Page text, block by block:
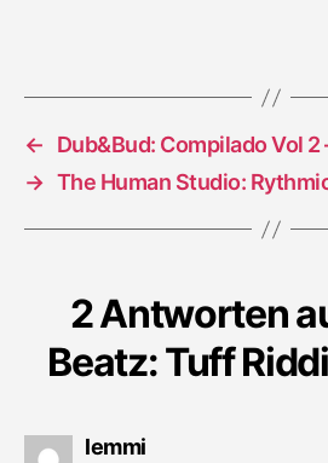
←
Dub&Bud: Compilado Vol 2
→ The Human Studio:
2 Antworten
Beatz: Tuff
lemmisagt: